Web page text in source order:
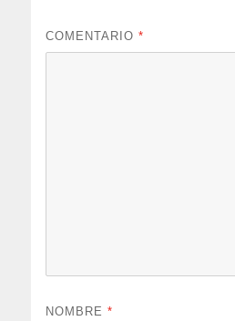
COMENTARIO*
NOMBRE*